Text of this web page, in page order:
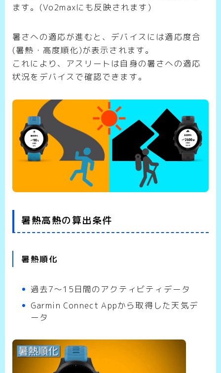
ます。(Vo2maxにも反映されます)
暑さへの適応が進むと、デバイスには適応度合
(暑熱・高度順化)が表示されます。
これにより、アスリートは自身の暑さへの適応
状況をデバイスで確認できます。
暑熱高熱の算出条件
暑熱順化
過去7～15日間のアクティビティデータ
Garmin Connect Appから取得した天気デ
ータ